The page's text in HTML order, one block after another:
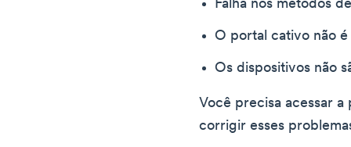
Falha nos métodos
O portal cativo não
Os dispositivos não
Você precisa acessar
corrigir esses